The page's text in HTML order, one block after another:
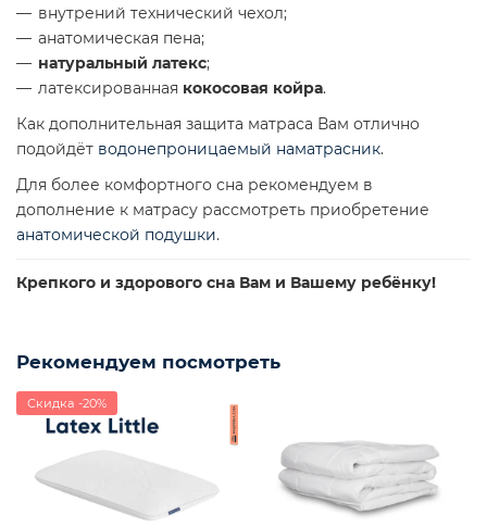
внутрений технический чехол;
анатомическая пена;
натуральный латекс;
латексированная кокосовая койра.
Как дополнительная защита матраса Вам отлично
подойдёт водонепроницаемый наматрасник.
Для более комфортного сна рекомендуем в
дополнение к матрасу рассмотреть приобретение
анатомической подушки.
Крепкого и здорового сна Вам и Вашему ребёнку!
Рекомендуем посмотреть
Скидка -20%